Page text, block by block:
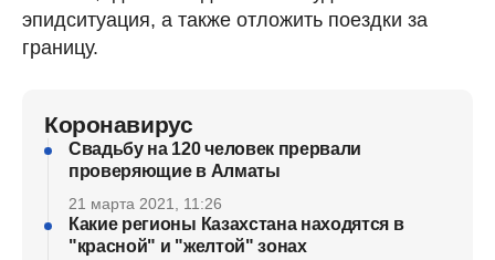
эпидситуация, а также отложить поездки за
границу.
Коронавирус
Свадьбу на 120 человек прервали
проверяющие в Алматы
21 марта 2021, 11:26
Какие регионы Казахстана находятся в
"красной" и "желтой" зонах